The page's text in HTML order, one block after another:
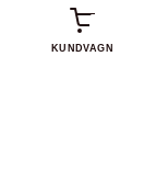
KUNDVAGN